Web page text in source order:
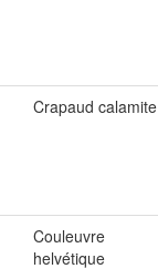
Crapaud calamite
Couleuvre
helvétique